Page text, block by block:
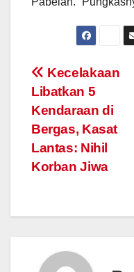
Post
navigation
Kecelakaan
Libatkan 5
Kendaraan di
Bergas, Kasat
Lantas: Nihil
Korban Jiwa